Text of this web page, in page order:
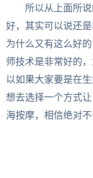
所以从上面所
好，其实可以说还
为什么又有这么好
师技术是非常好的
以如果大家要是在
想去选择一个方式
海按摩，相信绝对